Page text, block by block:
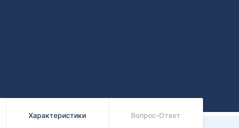
Характеристики Вопрос-Ответ